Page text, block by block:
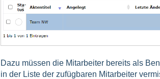
Dazu müssen die Mitarbeiter bereits als
in der Liste der zufügbaren Mitarbeiter